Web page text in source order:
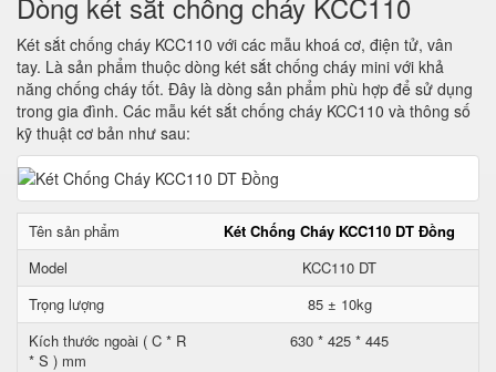
Két sắt chống cháy KCC110 với các mẫu khoá cơ, điện tử, vân
tay. Là sản phẩm thuộc dòng két sắt chống cháy mini với khả
năng chống cháy tốt. Đây là dòng sản phẩm phù hợp để sử dụng
trong gia đình. Các mẫu két sắt chống cháy KCC110 và thông số
kỹ thuật cơ bản như sau:
Tên sản phẩm
Két Chống Cháy KCC110 DT Đồng
Model
KCC110 DT
Trọng lượng
85 ± 10kg
Kích thước ngoài ( C * R
* S ) mm
630 * 425 * 445